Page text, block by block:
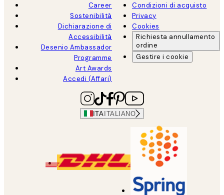
Career
Sostenibilità
Dichiarazione di
Accessibilità
Desenio Ambassador
Programme
Art Awards
Accedi (Affari)
Condizioni di acquisto
Privacy
Cookies
Richiesta annullamento
ordine
Gestire i cookie
ITAITALIANO